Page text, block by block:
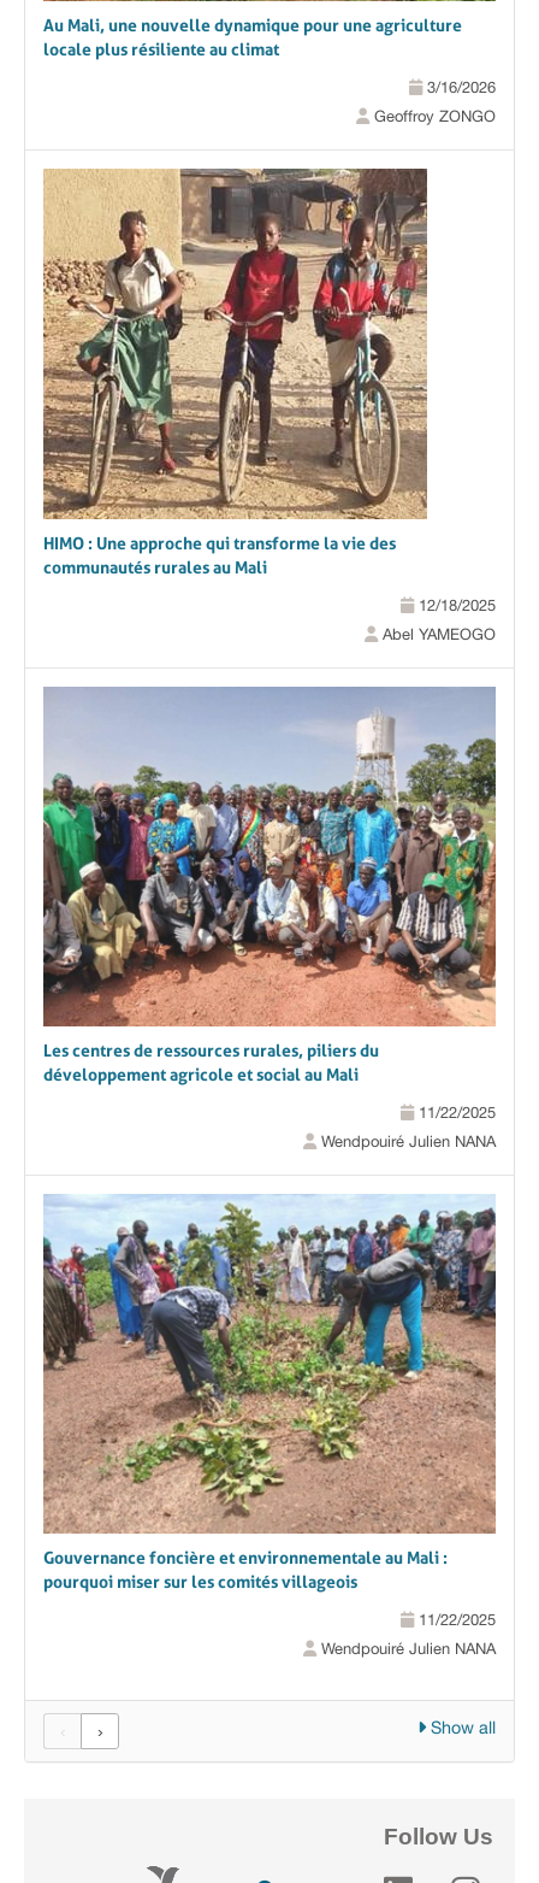
Au Mali, une nouvelle dynamique pour une agriculture
locale plus résiliente au climat
3/16/2026
Geoffroy ZONGO
HIMO : Une approche qui transforme la vie des
communautés rurales au Mali
12/18/2025
Abel YAMEOGO
Les centres de ressources rurales, piliers du
développement agricole et social au Mali
11/22/2025
Wendpouiré Julien NANA
Gouvernance foncière et environnementale au Mali :
pourquoi miser sur les comités villageois
11/22/2025
Wendpouiré Julien NANA
Show all
‹ ›
Follow Us